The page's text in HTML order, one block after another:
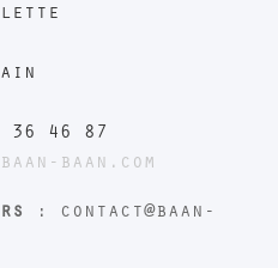
36 46 87
baan.com
: contact@baan-